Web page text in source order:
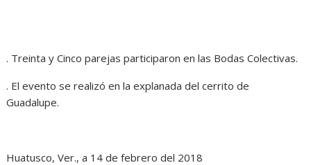
. Treinta y Cinco parejas participaron en las Bodas Colectivas.
. El evento se realizó en la explanada del cerrito de
Guadalupe.
Huatusco, Ver., a 14 de febrero del 2018